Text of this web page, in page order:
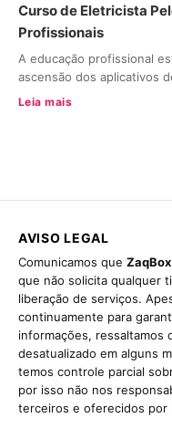
Curso de Eletricista
Profissionais
A educação profissional
ascensão dos aplicativos
Leia mais
AVISO LEGAL
Comunicamos que ZaqBox
que não solicita qualquer
liberação de serviços.
continuamente para
informações,
desatualizado em alguns
temos controle parcial
por isso não nos
terceiros e oferecidos por